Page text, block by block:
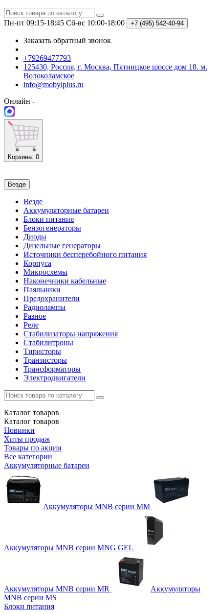
Пн-пт 09:15-18:45 Сб-вс 10:00-18:00 +7 (495) 542-40-94
Заказать обратный звонок
+79269477793
125430, Россия, г. Москва, Пятницкое шоссе дом 18. м.
Волоколамское
info@mobylplus.ru
Онлайн -
Корзина: 0
Везде
Везде
Аккумуляторные батареи
Блоки питания
Бензогенераторы
Диоды
Дизельные генераторы
Источники бесперебойного питания
Корпуса
Микросхемы
Наконечники кабельные
Паяльники
Предохранители
Радиолампы
Разное
Реле
Стабилизаторы напряжения
Стабилитроны
Тиристоры
Транзисторы
Трансформаторы
Электродвигатели
Каталог товаров
Каталог товаров
Новинки
Хиты продаж
Товары по акции
Все категории
Аккумуляторные батареи
Аккумуляторы MNB серии MM
Аккумуляторы MNB серии MNG GEL
Аккумуляторы MNB серии MR
Аккумуляторы
MNB серии MS
Блоки питания